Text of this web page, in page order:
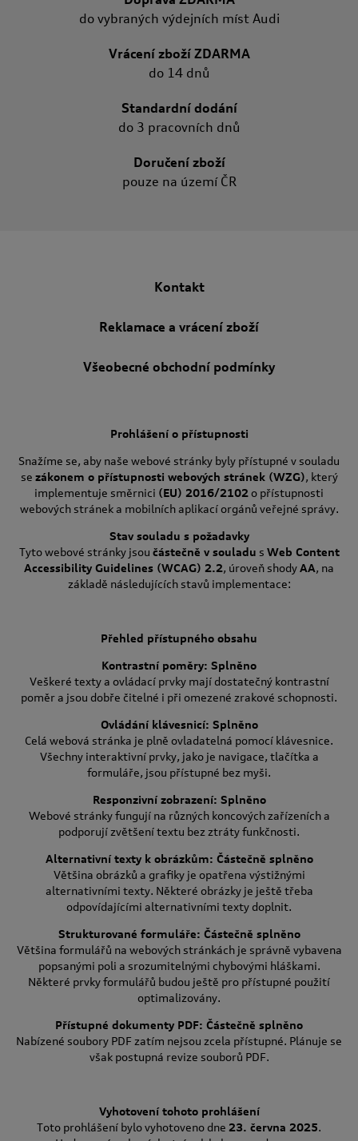
do vybraných výdejních míst Audi
Vrácení zboží ZDARMA
do 14 dnů
Standardní dodání
do 3 pracovních dnů
Doručení zboží
pouze na území ČR
Kontakt
Reklamace a vrácení zboží
Všeobecné obchodní podmínky
Prohlášení o přístupnosti
Snažíme se, aby naše webové stránky byly přístupné v souladu
se zákonem o přístupnosti webových stránek (WZG), který
implementuje směrnici (EU) 2016/2102o přístupnosti
webových stránek a mobilních aplikací orgánů veřejné správy.
Stav souladu s požadavky
Tyto webové stránky jsou částečně v souladu s Web Content
Accessibility Guidelines (WCAG) 2.2, úroveň shodyAA, na
základě následujících stavů implementace:
Přehled přístupného obsahu
Kontrastní poměry: Splněno
Veškeré texty a ovládací prvky mají dostatečný kontrastní
poměr a jsou dobře čitelné i při omezené zrakové schopnosti.
Ovládání klávesnicí: Splněno
Celá webová stránka je plně ovladatelná pomocí klávesnice.
Všechny interaktivní prvky, jako je navigace, tlačítka a
formuláře, jsou přístupné bez myši.
Responzivní zobrazení: Splněno
Webové stránky fungují na různých koncových zařízeních a
podporují zvětšení textu bez ztráty funkčnosti.
Alternativní texty k obrázkům: Částečně splněno
Většina obrázků a grafiky je opatřena výstižnými
alternativními texty. Některé obrázky je ještě třeba
odpovídajícími alternativními texty doplnit.
Strukturované formuláře: Částečně splněno
Většina formulářů na webových stránkách je správně vybavena
popsanými poli a srozumitelnými chybovými hláškami.
Některé prvky formulářů budou ještě pro přístupné použití
optimalizovány.
Přístupné dokumenty PDF: Částečně splněno
Nabízené soubory PDF zatím nejsou zcela přístupné. Plánuje se
však postupná revize souborů PDF.
Vyhotovení tohoto prohlášení
Toto prohlášení bylo vyhotoveno dne 23. června 2025.